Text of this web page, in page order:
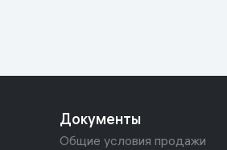
Документы
Общие условия продажи